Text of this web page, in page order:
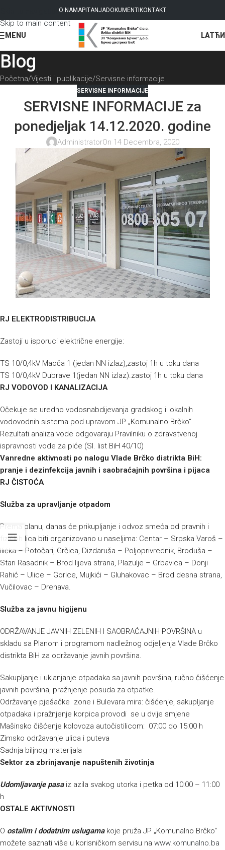
Skip to navigation
Skip to main content
O NAMAPITANJADOKUMENTI KONTAKT
MENU LAT
Blog
Početna Vijesti i publikacije Servisne informacije
SERVISNE INFORMACIJE
SERVISNE INFORMACIJE za
ponedjeljak 14.12.2020. godine
AdministratorOn 14 Decembra, 2020
RJ ELEKTRODISTRIBUCIJA
Zastoji u isporuci električne energije:
TS 10/0,4kV Maoča 1 (jedan NN izlaz),zastoj 1h u toku dana
TS 10/0,4kV Dubrave 1(jedan NN izlaz).zastoj 1h u toku dana
RJ VODOVOD I KANALIZACIJA
Očekuje se uredno vodosnabdijevanja gradskog i lokalnih
vodovodnih sistema pod upravom JP „Komunalno Brčko“
Rezultati analiza vode odgovaraju Pravilniku o zdravstvenoj
ispravnosti vode za piće (Sl. list BiH 40/10)
Vanredne aktivnosti po nalogu Vlade Brčko distrikta BiH:
pranje i dezinfekcija javnih i saobraćajnih površina i pijaca
RJ ČISTOĆA
Služba za upravljanje otpadom
Prema planu, danas će prikupljanje i odvoz smeća od pravnih i
fizičkih lica biti organizovano u naseljima: Centar – Srpska Varoš –
Ilićka – Potočari, Grčica, Dizdaruša – Poljoprivrednik, Broduša –
Stari Rasadnik – Brod lijeva strana, Plazulje – Grbavica – Donji
Rahić – Ulice – Gorice, Mujkići – Gluhakovac – Brod desna strana,
Vučilovac – Drenava.
Služba za javnu higijenu
ODRŽAVANJE JAVNIH ZELENIH I SAOBRAĆAJNIH POVRŠINA u
skladu sa Planom i programom nadležnog odjeljenja Vlade Brčko
distrikta BiH za održavanje javnih površina.
Sakupljanje i uklanjanje otpadaka sa javnih površina, ručno čišćenje
javnih površina, pražnjenje posuda za otpatke.
Održavanje pješačke zone i Bulevara mira: čišćenje, sakupljanje
otpadaka i pražnjenje korpica provodi se u dvije smjene
Mašinsko čišćenje kolovoza autočistilicom: 07:00 do 15:00 h
Zimsko održavanje ulica i puteva
Sadnja biljnog materijala
Sektor za zbrinjavanje napuštenih životinja
Udomljavanje pasaiz azila svakog utorka i petka od 10:00 – 11:00
h
OSTALE AKTIVNOSTI
O ostalim i dodatnim uslugamakoje pruža JP „Komunalno Brčko“
možete saznati više u korisničkom servisu na www.komunalno.ba